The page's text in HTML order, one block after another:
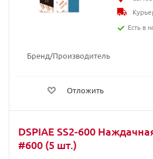
Бренд/Производитель
Отложить
Есть в
DSPIAE SS2-600
#600 (5 шт.)